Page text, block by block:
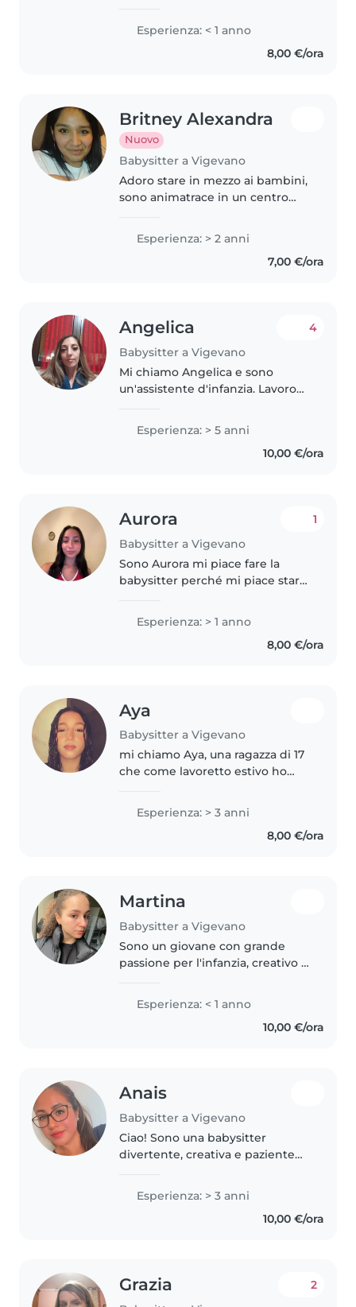
automunita e mi piacciono molto
i bambini .Sono disponibile
Esperienza: < 1 anno
8,00 €/ora
Britney Alexandra
Nuovo
Babysitter a Vigevano
Adoro stare in mezzo ai bambini,
sono animatrace in un centro
ragazzi dai 5 ai 13 anni. Ho fatto
da babysitter a mia nipote dai
primi mesi fino ora(3 anni)..
Esperienza: > 2 anni
7,00 €/ora
Angelica
Babysitter a Vigevano
4
Mi chiamo Angelica e sono
un'assistente d'infanzia. Lavoro
e stare in compagnia dei
bambini mi rende felice. Sono
una persona molto empatica e
Esperienza: > 5 anni
10,00 €/ora
Aurora
Babysitter a Vigevano
1
Sono Aurora mi piace fare la
babysitter perché mi piace stare
settembre frequenterò il terzo
Esperienza: > 1 anno
8,00 €/ora
Aya
Babysitter a Vigevano
mi chiamo Aya, una ragazza di 17
che come lavoretto estivo ho
sitting, ho già avuto esperienze
lavorative nel settore della
ristorazione, precisamente
Esperienza: > 3 anni
8,00 €/ora
Martina
Babysitter a Vigevano
Sono un giovane con grande
passione per l'infanzia, creativo e
bambini e ragazzi, anche con
esigenze speciali come ADHD o
autismo, supportandoli con..
Esperienza: < 1 anno
10,00 €/ora
Anais
Babysitter a Vigevano
Ciao! Sono una babysitter
divertente, creativa e paziente
cura di bambini di tutte le età.
Parlo italiano e spagnolo e mi
piace leggere, fare lavoretti..
Esperienza: > 3 anni
10,00 €/ora
Grazia 2